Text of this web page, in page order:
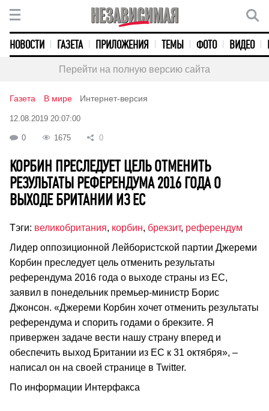
НОВОСТИ ГАЗЕТА ПРИЛОЖЕНИЯ ТЕМЫ ФОТО ВИДЕО
Перейти на полную версию сайта
Газета В мире Интернет-версия
12.08.2019 20:07:00
0 1675 0
КОРБИН ПРЕСЛЕДУЕТ ЦЕЛЬ ОТМЕНИТЬ
РЕЗУЛЬТАТЫ РЕФЕРЕНДУМА 2016 ГОДА О
ВЫХОДЕ БРИТАНИИ ИЗ ЕС
Тэги: великобритания, корбин, брекзит, референдум
Лидер оппозиционной Лейбористской партии Джереми
Корбин преследует цель отменить результаты
референдума 2016 года о выходе страны из ЕС,
заявил в понедельник премьер-министр Борис
Джонсон. «Джереми Корбин хочет отменить результаты
референдума и спорить годами о брекзите. Я
привержен задаче вести нашу страну вперед и
обеспечить выход Британии из ЕС к 31 октября», –
написал он на своей странице в Twitter.
По информации Интерфакса